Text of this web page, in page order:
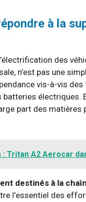
à la
des
n’est pas une
vis-à-vis
électriques.
part des
Tritan A2 Aerocar
destinés à la
l’essentiel des